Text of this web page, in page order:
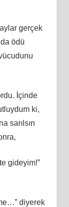
gerçek
ödü
İçinde
ki,
sarılsın
gideyim!”
diyerek